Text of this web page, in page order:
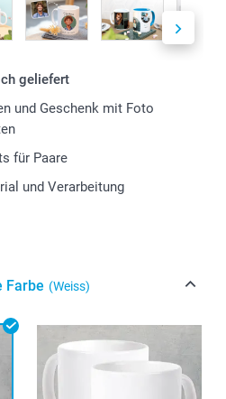
geliefert
und Geschenk mit Foto
für Paare
und Verarbeitung
Farbe (Weiss)